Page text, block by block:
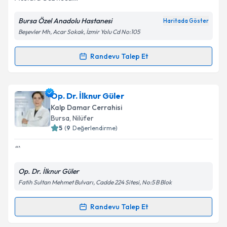
Kişisel verilerimin işlenmesine ilişkin
Aydınlatma
Metni'ni okudum ve kişisel verilerimin belirtilen
kapsamda işlenmesini kabul ediyorum.
Bursa Özel Anadolu Hastanesi Haritada Göster
Beşevler Mh, Acar Sokak, İzmir Yolu Cd No:105
Randevu Talep Et
Randevu Takvimi Talebi
Prof. Dr. Mustafa Göziçin randevu takvimi talebi
oluşturun. Size bu uzmandan randevu almanız için bir
takvim hazırlandığında e-posta ile bilgilendireceğiz.
Kişisel verilerimin işlenmesine ilişkinAydınlatma
Metni'ni okudum ve kişisel verilerimin belirtilen
kapsamda işlenmesini kabul ediyorum.
Op. Dr. İlknur Güler
Kalp Damar Cerrahisi
Bursa, Nilüfer
5 (9 Değerlendirme)
Op. Dr. İlknur Güler
Fatih Sultan Mehmet Bulvarı, Cadde 224 Sitesi, No:5 B Blok
Randevu Talep Et
Randevu Takvimi Talebi